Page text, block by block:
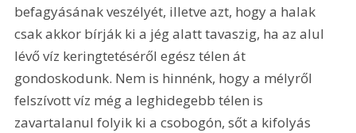
befagyásának veszélyét, illetve azt, hogy a halak
csak akkor bírják ki a jég alatt tavaszig, ha az alul
lévő víz keringtetéséről egész télen át
gondoskodunk. Nem is hinnénk, hogy a mélyről
felszívott víz még a leghidegebb télen is
zavartalanul folyik ki a csobogón, sőt a kifolyás